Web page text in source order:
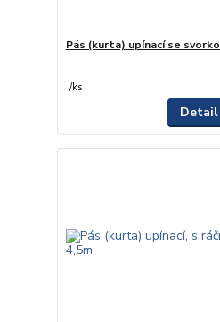
Pás (kurta) upínací se
/ks
Detail